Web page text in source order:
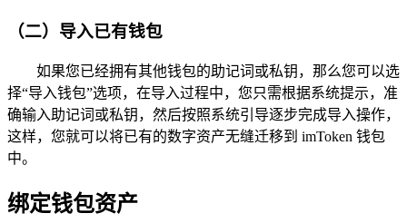
（二）导入已有钱包
如果您已经拥有其他钱包的助记词或私钥，那么您可以选
择“导入钱包”选项，在导入过程中，您只需根据系统提示，准
确输入助记词或私钥，然后按照系统引导逐步完成导入操作，
这样，您就可以将已有的数字资产无缝迁移到 imToken 钱包
中。
绑定钱包资产